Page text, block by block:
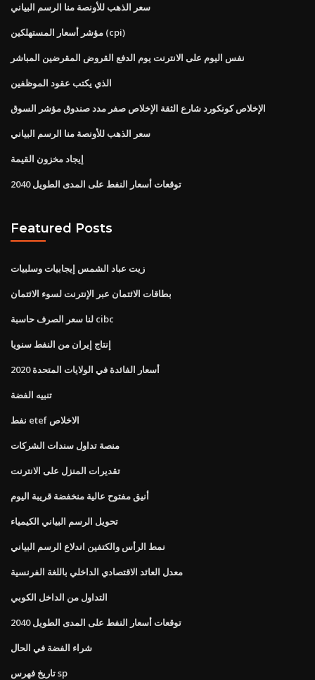
سعر الذهب للأونصة منا الرسم البياني
مؤشر أسعار المستهلكين (cpi)
نفس اليوم على الانترنت يوم الدفع القروض المقرضين المباشر
الذي يكتب عقود الموظفين
الإخلاص كونكورد شارع الثقة الإخلاص صفر مدد صندوق مؤشر السوق
سعر الذهب للأونصة منا الرسم البياني
إيجاد مخزون القيمة
توقعات أسعار النفط على المدى الطويل 2040
Featured Posts
زيت عباد الشمس إيجابيات وسلبيات
بطاقات الائتمان عبر الإنترنت لسوء الائتمان
لنا سعر الصرف حاسبة cibc
إنتاج إيران من النفط سنويا
أسعار الفائدة في الولايات المتحدة 2020
تنبيه الفضة
نفط etef الاخلاص
منصة تداول سندات الشركات
تقديرات المنزل على الانترنت
أنيق مفتوح عالية منخفضة قريبة اليوم
تحويل الرسم البياني الكيمياء
نمط الرأس والكتفين اندلاع الرسم البياني
معدل العائد الاقتصادي الداخلي باللغة الفرنسية
التداول من الداخل الكوبي
توقعات أسعار النفط على المدى الطويل 2040
شراء الفضة في الحال
تاريخ فهرس sp